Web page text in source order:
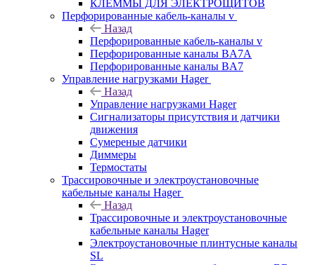
КЛЕММЫ ДЛЯ ЭЛЕКТРОЩИТОВ
Перфорированные кабель-каналы v
Назад
Перфорированные кабель-каналы v
Перфорированные каналы BA7A
Перфорированные каналы BA7
Управление нагрузками Hager
Назад
Управление нагрузками Hager
Сигнализаторы присутствия и датчики
движения
Сумереные датчики
Диммеры
Термостаты
Трассировочные и электроустановочные
кабельные каналы Hager
Назад
Трассировочные и электроустановочные
кабельные каналы Hager
Электроустановочные плинтусные каналы
SL